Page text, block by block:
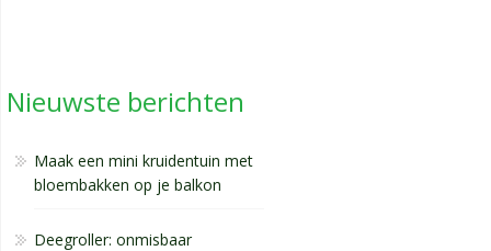
Nieuwste berichten
Maak een mini kruidentuin met
bloembakken op je balkon
Deegroller: onmisbaar